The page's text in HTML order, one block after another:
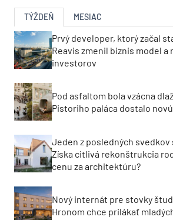
TÝŽDEŇ MESIAC
Prvý developer, ktorý začal
Reavis zmenil biznis model a
investorov
Pod asfaltom bola vzácna
Pistoriho paláca dostalo
Jeden z posledných svedkov
Získa citlivá rekonštrukcia
cenu za architektúru?
Nový internát pre stovky
Hronom chce prilákať